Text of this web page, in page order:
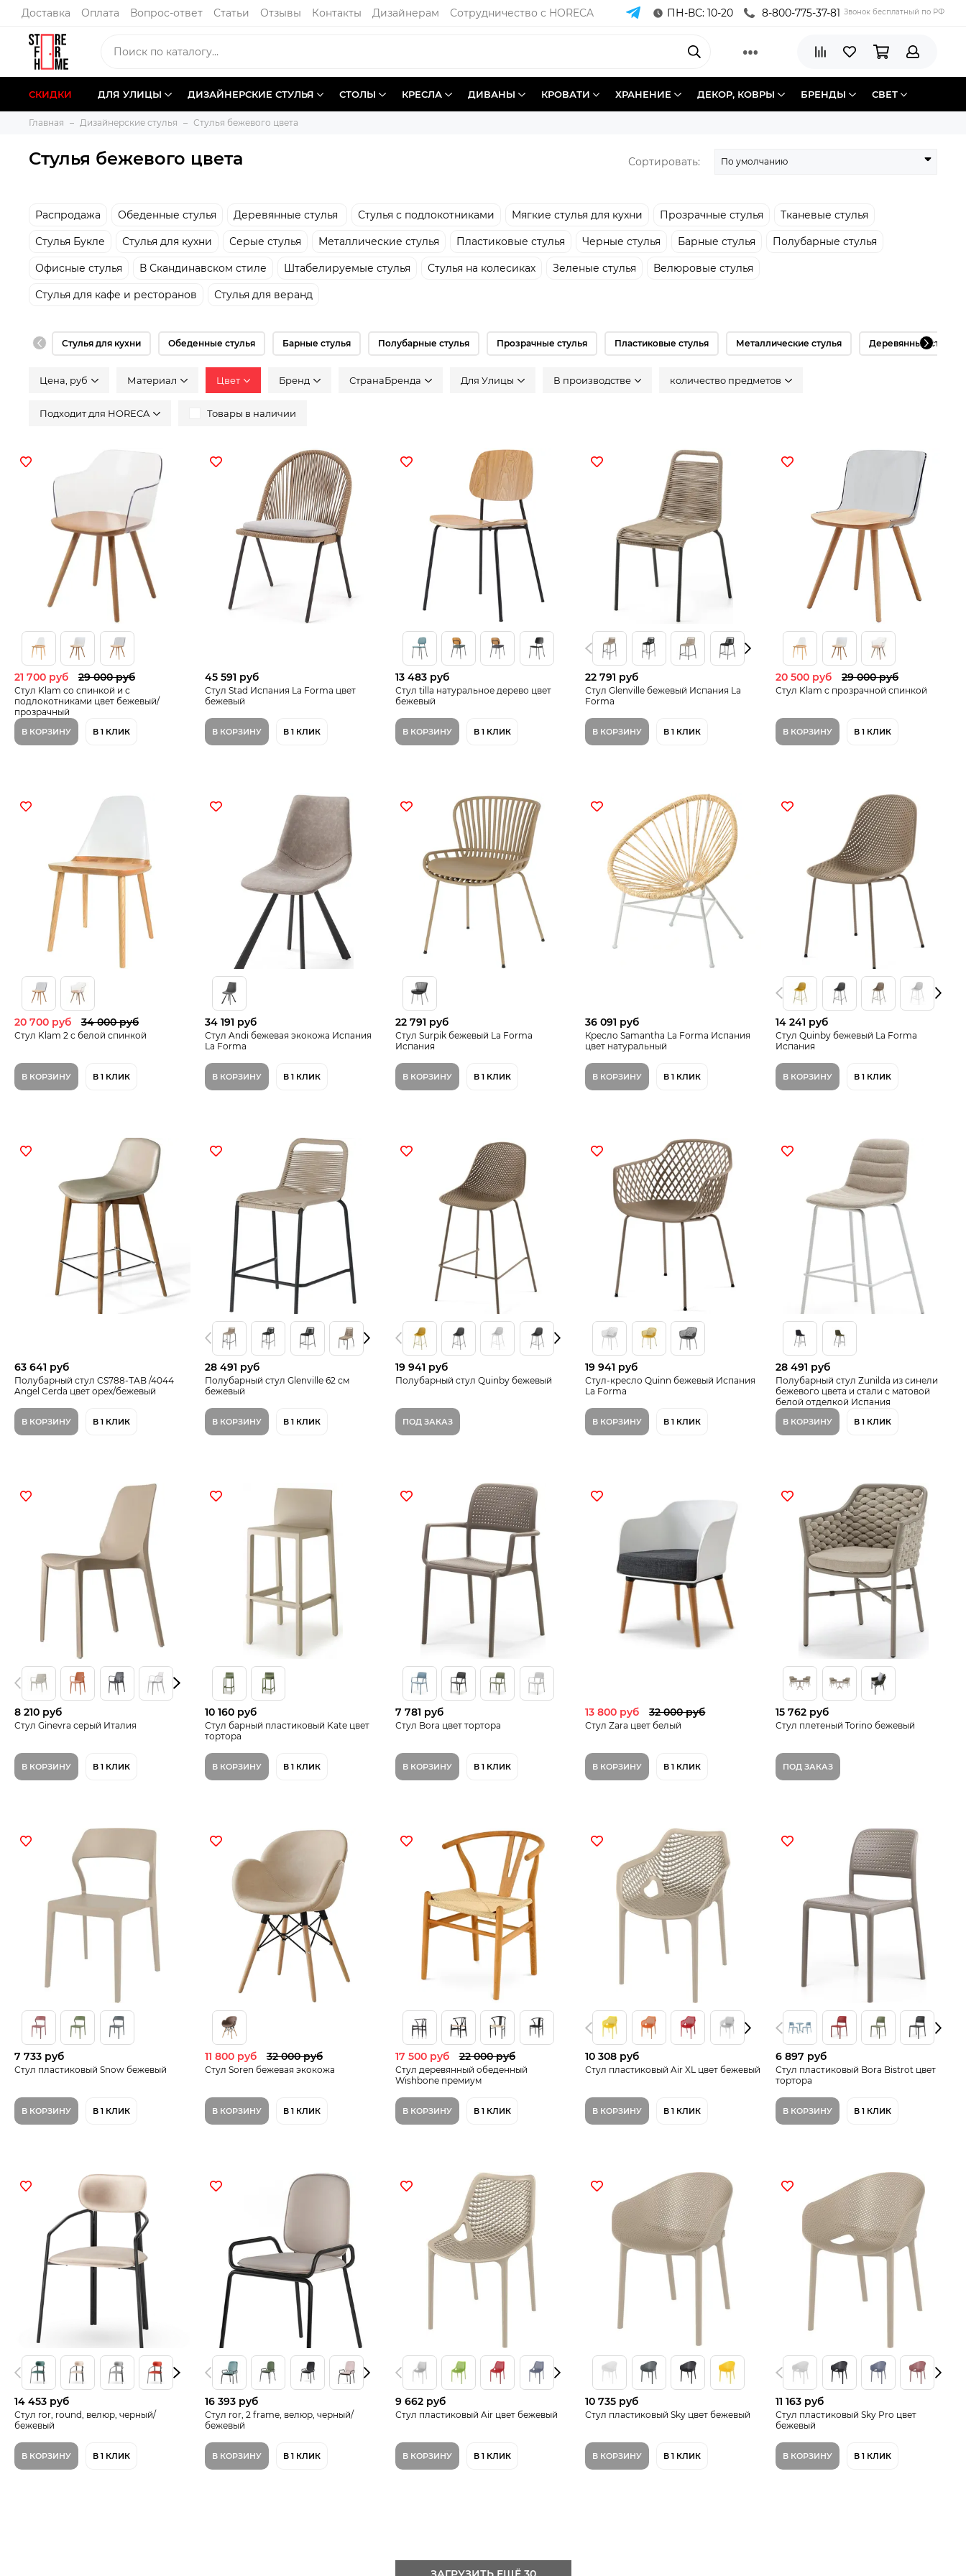
Доставка Оплата Вопрос-ответ Статьи Отзывы Контакты Дизайнерам Сотрудничество с HORECA ПН-ВС: 10-20 8-800-775-37-81 Звонок бесплатный по РФ
СКИДКИ ДЛЯ УЛИЦЫ ДИЗАЙНЕРСКИЕ СТУЛЬЯ СТОЛЫ КРЕСЛА ДИВАНЫ КРОВАТИ ХРАНЕНИЕ ДЕКОР, КОВРЫ БРЕНДЫ СВЕТ
Главная Дизайнерские стулья Стулья бежевого цвета
Стулья бежевого цвета Сортировать:
Распродажа Обеденные стулья Деревянные стулья Стулья с подлокотниками Мягкие стулья для кухни Прозрачные стулья Тканевые стулья
Стулья Букле Стулья для кухни Серые стулья Металлические стулья Пластиковые стулья Черные стулья Барные стулья Полубарные стулья
Офисные стулья В Скандинавском стиле Штабелируемые стулья Стулья на колесиках Зеленые стулья Велюровые стулья
Стулья для кафе и ресторанов Стулья для веранд
Стулья для кухни Обеденные стулья Барные стулья Полубарные стулья Прозрачные стулья Пластиковые стулья Металлические стулья Деревянные стулья
Цена, руб Материал Цвeт Бренд СтранаБренда Для Улицы В производстве количество предметов
Подходит для HORECA Товары в наличии
21 700 руб 29 000 руб
Стул Klam cо спинкой и c
подлокотниками цвет бежевый/
прозрачный
В КОРЗИНУ В 1 КЛИК
45 591 руб
Стул Stad Испания La Forma цвет
бежевый
В КОРЗИНУ В 1 КЛИК
13 483 руб
Стул tilla натуральное дерево цвет
бежевый
В КОРЗИНУ В 1 КЛИК
22 791 руб
Стул Glenville бежевый Испания La
Forma
В КОРЗИНУ В 1 КЛИК
20 500 руб 29 000 руб
Стул Klam c прозрачной спинкой
В КОРЗИНУ В 1 КЛИК
20 700 руб 34 000 руб
Стул Klam 2 c белой спинкой
В КОРЗИНУ В 1 КЛИК
34 191 руб
Стул Andi бежевая экокожа Испания
La Forma
В КОРЗИНУ В 1 КЛИК
22 791 руб
Стул Surpik бежевый La Forma
Испания
В КОРЗИНУ В 1 КЛИК
36 091 руб
Кресло Samantha La Forma Испания
цвет натуральный
В КОРЗИНУ В 1 КЛИК
14 241 руб
Стул Quinby бежевый La Forma
Испания
В КОРЗИНУ В 1 КЛИК
63 641 руб
Полубарный стул CS788-TAB /4044
Angel Cerda цвет орех/бежевый
В КОРЗИНУ В 1 КЛИК
28 491 руб
Полубарный стул Glenville 62 см
бежевый
В КОРЗИНУ В 1 КЛИК
19 941 руб
Полубарный стул Quinby бежевый
ПОД ЗАКАЗ
19 941 руб
Стул-кресло Quinn бежевый Испания
La Forma
В КОРЗИНУ В 1 КЛИК
28 491 руб
Полубарный стул Zunilda из синели
бежевого цвета и стали с матовой
белой отделкой Испания
В КОРЗИНУ В 1 КЛИК
8 210 руб
Стул Ginevra серый Италия
В КОРЗИНУ В 1 КЛИК
10 160 руб
Стул барный пластиковый Kate цвет
тортора
В КОРЗИНУ В 1 КЛИК
7 781 руб
Стул Bora цвет тортора
В КОРЗИНУ В 1 КЛИК
13 800 руб 32 000 руб
Стул Zara цвет белый
В КОРЗИНУ В 1 КЛИК
15 762 руб
Стул плетеный Torino бежевый
ПОД ЗАКАЗ
7 733 руб
Стул пластиковый Snow бежевый
В КОРЗИНУ В 1 КЛИК
11 800 руб 32 000 руб
Стул Soren бежевая экокожа
В КОРЗИНУ В 1 КЛИК
17 500 руб 22 000 руб
Стул деревянный обеденный
Wishbone премиум
В КОРЗИНУ В 1 КЛИК
10 308 руб
Стул пластиковый Air XL цвет бежевый
В КОРЗИНУ В 1 КЛИК
6 897 руб
Стул пластиковый Bora Bistrot цвет
тортора
В КОРЗИНУ В 1 КЛИК
14 453 руб
Стул ror, round, велюр, черный/
бежевый
В КОРЗИНУ В 1 КЛИК
16 393 руб
Стул ror, 2 frame, велюр, черный/
бежевый
В КОРЗИНУ В 1 КЛИК
9 662 руб
Стул пластиковый Air цвет бежевый
В КОРЗИНУ В 1 КЛИК
10 735 руб
Стул пластиковый Sky цвет бежевый
В КОРЗИНУ В 1 КЛИК
11 163 руб
Стул пластиковый Sky Pro цвет
бежевый
В КОРЗИНУ В 1 КЛИК